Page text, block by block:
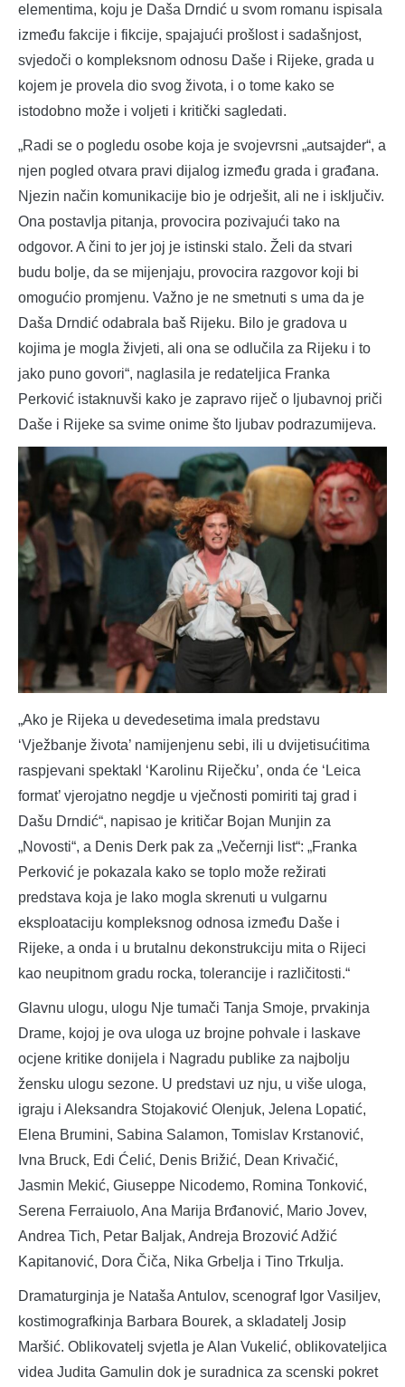
elementima, koju je Daša Drndić u svom romanu ispisala
između fakcije i fikcije, spajajući prošlost i sadašnjost,
svjedoči o kompleksnom odnosu Daše i Rijeke, grada u
kojem je provela dio svog života, i o tome kako se
istodobno može i voljeti i kritički sagledati.
„Radi se o pogledu osobe koja je svojevrsni „autsajder“, a
njen pogled otvara pravi dijalog između grada i građana.
Njezin način komunikacije bio je odrješit, ali ne i isključiv.
Ona postavlja pitanja, provocira pozivajući tako na
odgovor. A čini to jer joj je istinski stalo. Želi da stvari
budu bolje, da se mijenjaju, provocira razgovor koji bi
omogućio promjenu. Važno je ne smetnuti s uma da je
Daša Drndić odabrala baš Rijeku. Bilo je gradova u
kojima je mogla živjeti, ali ona se odlučila za Rijeku i to
jako puno govori“, naglasila je redateljica Franka
Perković istaknuvši kako je zapravo riječ o ljubavnoj priči
Daše i Rijeke sa svime onime što ljubav podrazumijeva.
„Ako je Rijeka u devedesetima imala predstavu
‘Vježbanje života’ namijenjenu sebi, ili u dvijetisućitima
raspjevani spektakl ‘Karolinu Riječku’, onda će ‘Leica
format’ vjerojatno negdje u vječnosti pomiriti taj grad i
Dašu Drndić“, napisao je kritičar Bojan Munjin za
„Novosti“, a Denis Derk pak za „Večernji list“: „Franka
Perković je pokazala kako se toplo može režirati
predstava koja je lako mogla skrenuti u vulgarnu
eksploataciju kompleksnog odnosa između Daše i
Rijeke, a onda i u brutalnu dekonstrukciju mita o Rijeci
kao neupitnom gradu rocka, tolerancije i različitosti.“
Glavnu ulogu, ulogu Nje tumači Tanja Smoje, prvakinja
Drame, kojoj je ova uloga uz brojne pohvale i laskave
ocjene kritike donijela i Nagradu publike za najbolju
žensku ulogu sezone. U predstavi uz nju, u više uloga,
igraju i Aleksandra Stojaković Olenjuk, Jelena Lopatić,
Elena Brumini, Sabina Salamon, Tomislav Krstanović,
Ivna Bruck, Edi Ćelić, Denis Brižić, Dean Krivačić,
Jasmin Mekić, Giuseppe Nicodemo, Romina Tonković,
Serena Ferraiuolo, Ana Marija Brđanović, Mario Jovev,
Andrea Tich, Petar Baljak, Andreja Brozović Adžić
Kapitanović, Dora Čiča, Nika Grbelja i Tino Trkulja.
Dramaturginja je Nataša Antulov, scenograf Igor Vasiljev,
kostimografkinja Barbara Bourek, a skladatelj Josip
Maršić. Oblikovatelj svjetla je Alan Vukelić, oblikovateljica
videa Judita Gamulin dok je suradnica za scenski pokret